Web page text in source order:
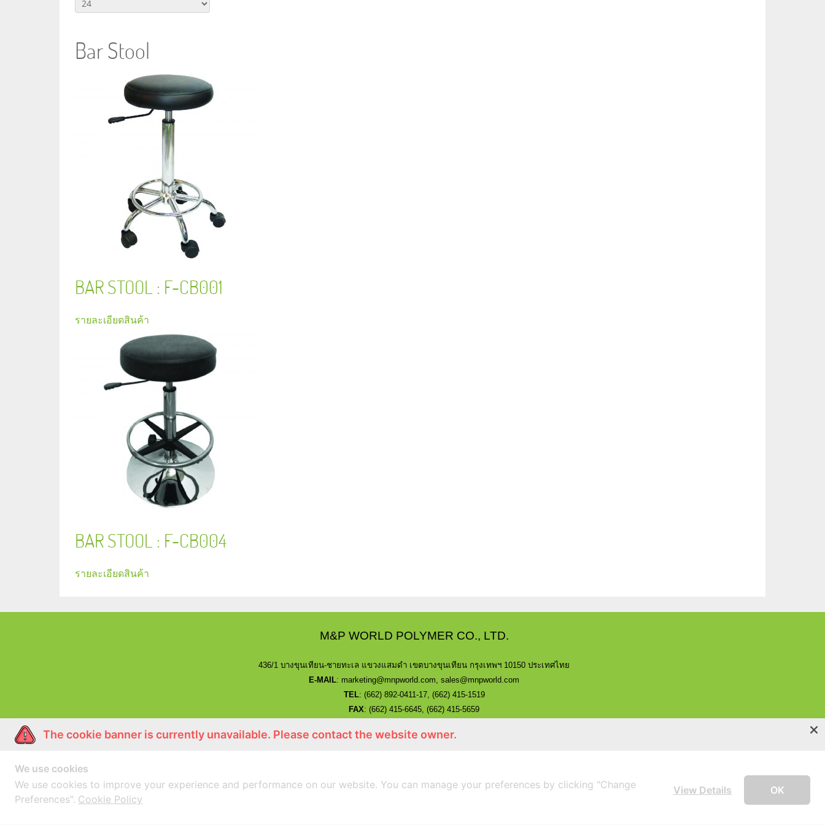
Bar Stool
BAR STOOL : F-CB001
รายละเอียดสินค้า
BAR STOOL : F-CB004
รายละเอียดสินค้า
M&P WORLD POLYMER CO., LTD.
436/1 บางขุนเทียน-ชายทะเล แขวงแสมดำ เขตบางขุนเทียน กรุงเทพฯ 10150 ประเทศไทย
E-MAIL: marketing@mnpworld.com, sales@mnpworld.com
TEL: (662) 892-0411-17, (662) 415-1519
FAX: (662) 415-6645, (662) 415-5659
หน้าแรก ผลิตภัณฑ์ เกี่ยวกับเรา ข่าวสารและกิจกรรม ติดต่อเรา
The cookie banner is currently unavailable. Please contact the website owner.
We use cookies
We use cookies to improve your experience and performance on our website. You can manage your preferences by clicking "Change
Preferences". Cookie Policy
OK
View Details